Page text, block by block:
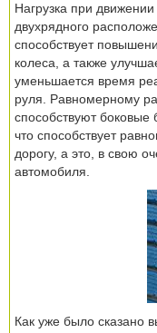
Нагрузка при
двухрядного
способствует
колеса, а также
уменьшается время
руля. Равномерному
способствуют боковые
что способствует
дорогу, а это, в свою
автомобиля.
Как уже было сказано